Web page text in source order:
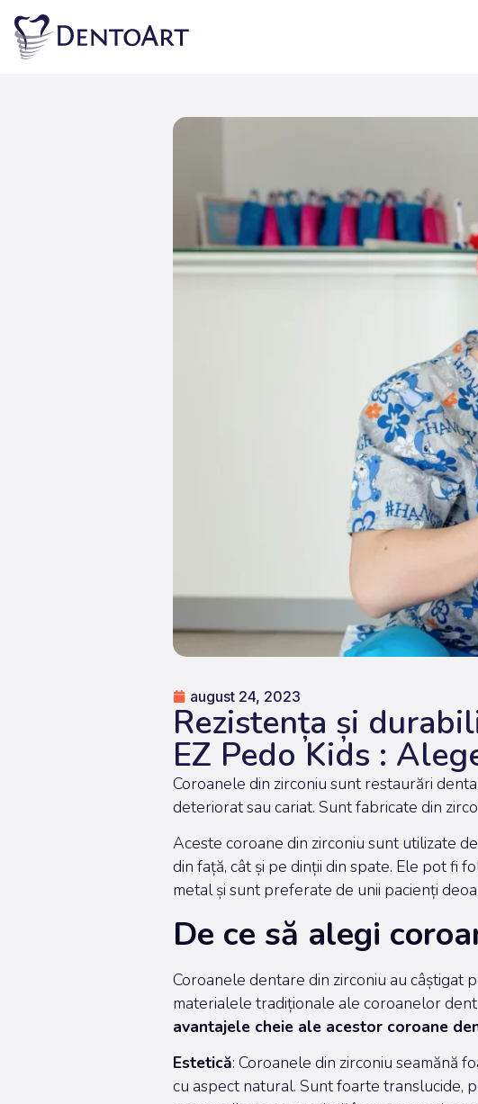
august 24, 2023
Rezistența și
EZ Pedo Kids :
Coroanele din zirconiu sunt restaurări
deteriorat sau cariat. Sunt fabricate din
Aceste coroane din zirconiu sunt utilizate
din față, cât și pe dinții din spate. Ele pot fi
metal și sunt preferate de unii pacienți
De ce să alegi
Coroanele dentare din zirconiu au câștigat
materialele tradiționale ale coroanelor
avantajele cheie ale acestor coroane
Estetică: Coroanele din zirconiu seamănă
cu aspect natural. Sunt foarte translucide,